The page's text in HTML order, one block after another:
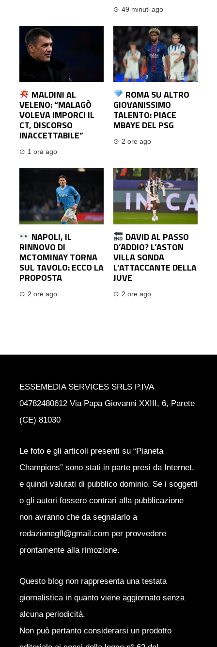
49 minuti ago
MALDINI AL
VELENO: “MALAGÒ
VOLEVA IMPORCI IL
CT, DISCORSO
INACCETTABILE”
1 ora ago
ROMA SU ALTRO
GIOVANISSIMO
TALENTO: PIACE
MBAYE DEL PSG
2 ore ago
NAPOLI, IL
RINNOVO DI
MCTOMINAY TORNA
SUL TAVOLO: ECCO LA
PROPOSTA
2 ore ago
DAVID AL PASSO
D’ADDIO? L’ASTON
VILLA SONDA
L’ATTACCANTE DELLA
JUVE
2 ore ago
ESSEMEDIA SERVICES SRLS P.IVA
04782480612 Via Papa Giovanni XXIII, 6, Parete
(CE) 81030
Le foto e gli articoli presenti su “Pianeta
Champions” sono stati in parte presi da Internet,
e quindi valutati di pubblico dominio. Se i soggetti
o gli autori fossero contrari alla pubblicazione
non avranno che da segnalarlo a
redazionegfl@gmail.com per provvedere
prontamente alla rimozione.
Questo blog non rappresenta una testata
giornalistica in quanto viene aggiornato senza
alcuna periodicità.
Non può pertanto considerarsi un prodotto